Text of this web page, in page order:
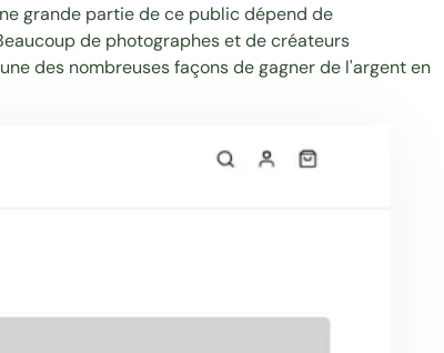
grande partie de ce public dépend de
de photographes et de créateurs
des nombreuses façons degagner de l'argent en